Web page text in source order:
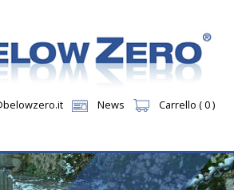
News Carrello ( 0 )